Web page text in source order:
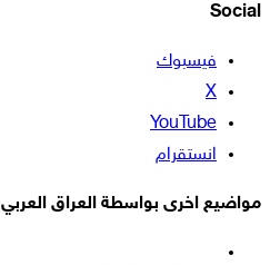
Social
فيسبوك
‫X
‫YouTube
انستقرام
مواضيع اخرى بواسطة العراق العربي